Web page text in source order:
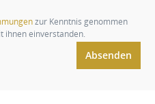
zur Kenntnis genommen
ihnen einverstanden.
Absenden